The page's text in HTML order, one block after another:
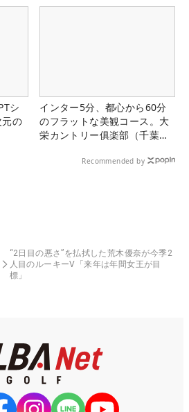
シ
元の
インター5分、都心から60分
のフラットな美観コース。大
栄カントリー俱楽部（千葉
Recommended by
“2日目の悪さ”を払拭した荒木優奈が今季2
人目のルーキーV「来年は年間女王が目
標」